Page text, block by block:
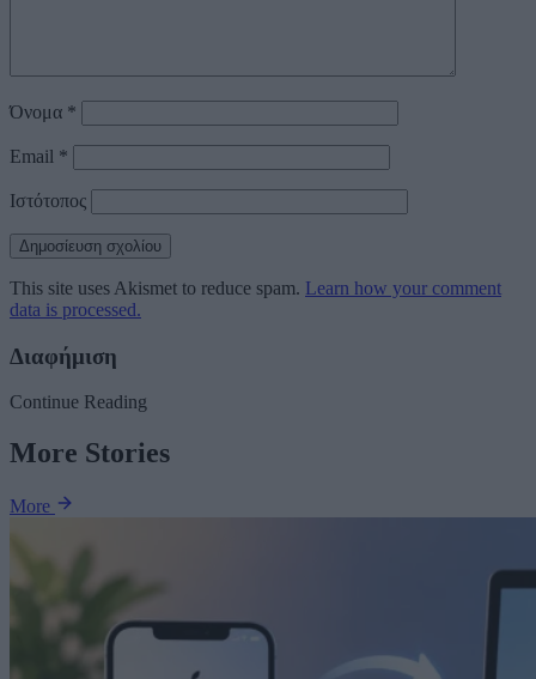
Όνομα *
Email *
Ιστότοπος
This site uses Akismet to reduce spam. Learn how your comment
data is processed.
Διαφήμιση
Continue Reading
More Stories
More